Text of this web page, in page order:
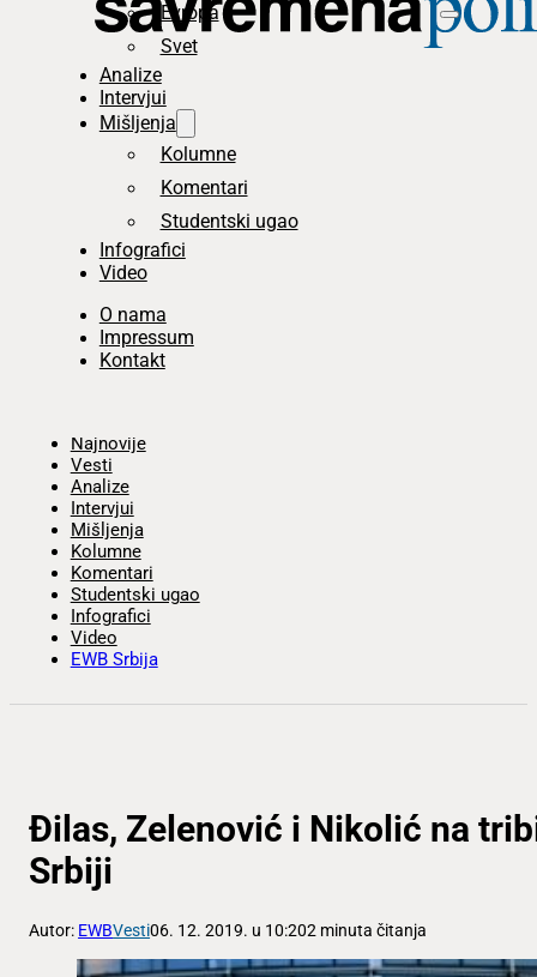
Evropa
Svet
Analize
Intervjui
Mišljenja
Kolumne
Komentari
Studentski ugao
Infografici
Video
O nama
Impressum
Kontakt
Najnovije
Vesti
Analize
Intervjui
Mišljenja
Kolumne
Komentari
Studentski ugao
Infografici
Video
EWB Srbija
Đilas, Zelenović i Nikolić na
Srbiji
Autor: EWBVesti06. 12. 2019. u 10:202 minuta čitanja